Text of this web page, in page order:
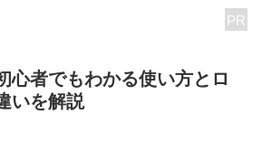
PR
心者でもわかる使い方とロ
いを解説